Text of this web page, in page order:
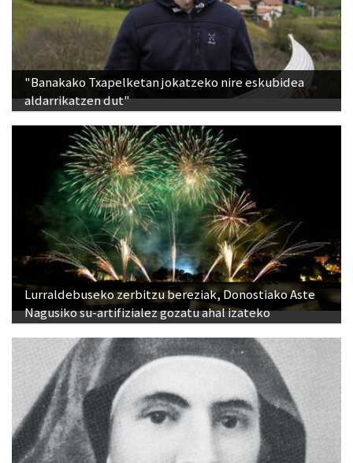
"Banakako Txapelketan jokatzeko nire eskubidea
aldarrikatzen dut"
Lurraldebuseko zerbitzu bereziak, Donostiako Aste
Nagusiko su-artifizialez gozatu ahal izateko